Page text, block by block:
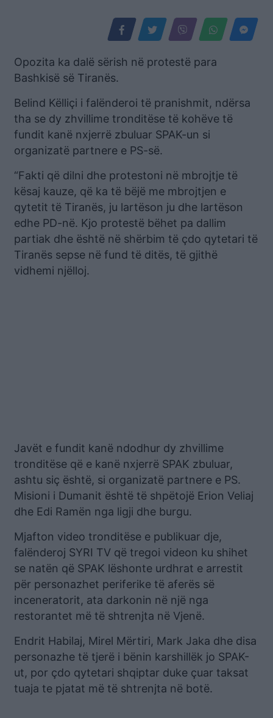
Opozita ka dalë sërish në protestë para
Bashkisë së Tiranës.
Belind Këlliçi i falënderoi të pranishmit, ndërsa
tha se dy zhvillime tronditëse të kohëve të
fundit kanë nxjerrë zbuluar SPAK-un si
organizatë partnere e PS-së.
“Fakti që dilni dhe protestoni në mbrojtje të
kësaj kauze, që ka të bëjë me mbrojtjen e
qytetit të Tiranës, ju lartëson ju dhe lartëson
edhe PD-në. Kjo protestë bëhet pa dallim
partiak dhe është në shërbim të çdo qytetari të
Tiranës sepse në fund të ditës, të gjithë
vidhemi njëlloj.
Javët e fundit kanë ndodhur dy zhvillime
tronditëse që e kanë nxjerrë SPAK zbuluar,
ashtu siç është, si organizatë partnere e PS.
Misioni i Dumanit është të shpëtojë Erion Veliaj
dhe Edi Ramën nga ligji dhe burgu.
Mjafton video tronditëse e publikuar dje,
falënderoj SYRI TV që tregoi videon ku shihet
se natën që SPAK lëshonte urdhrat e arrestit
për personazhet periferike të aferës së
inceneratorit, ata darkonin në një nga
restorantet më të shtrenjta në Vjenë.
Endrit Habilaj, Mirel Mërtiri, Mark Jaka dhe disa
personazhe të tjerë i bënin karshillëk jo SPAK-
ut, por çdo qytetari shqiptar duke çuar taksat
tuaja te pjatat më të shtrenjta në botë.